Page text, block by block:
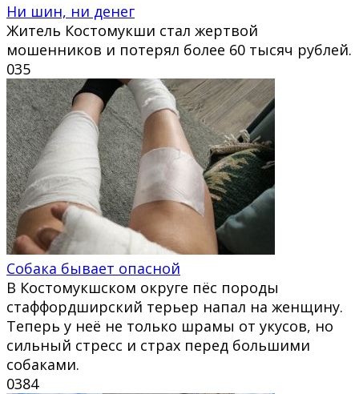
Ни шин, ни денег
Житель Костомукши стал жертвой
мошенников и потерял более 60 тысяч рублей.
035
Собака бывает опасной
В Костомукшском округе пёс породы
стаффордширский терьер напал на женщину.
Теперь у неё не только шрамы от укусов, но
сильный стресс и страх перед большими
собаками.
0384